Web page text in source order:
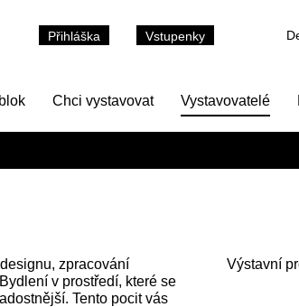
Přihláška Vstupenky
Chci vystavovat Vystavovatelé
zpracování
v prostředí, které se
Tento pocit vás
Výstavní